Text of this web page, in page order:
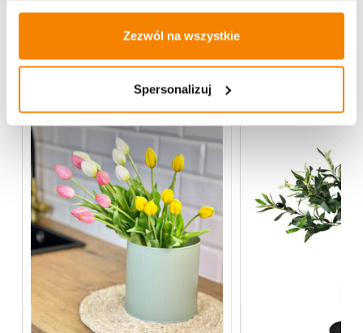
Zezwól na wszystkie
Spersonalizuj
Więcej z kategorii Kwiaty sztuczne